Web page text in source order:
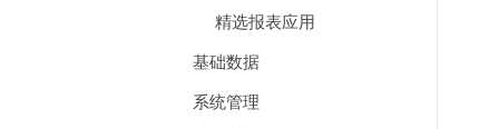
精选报表应用
基础数据
系统管理